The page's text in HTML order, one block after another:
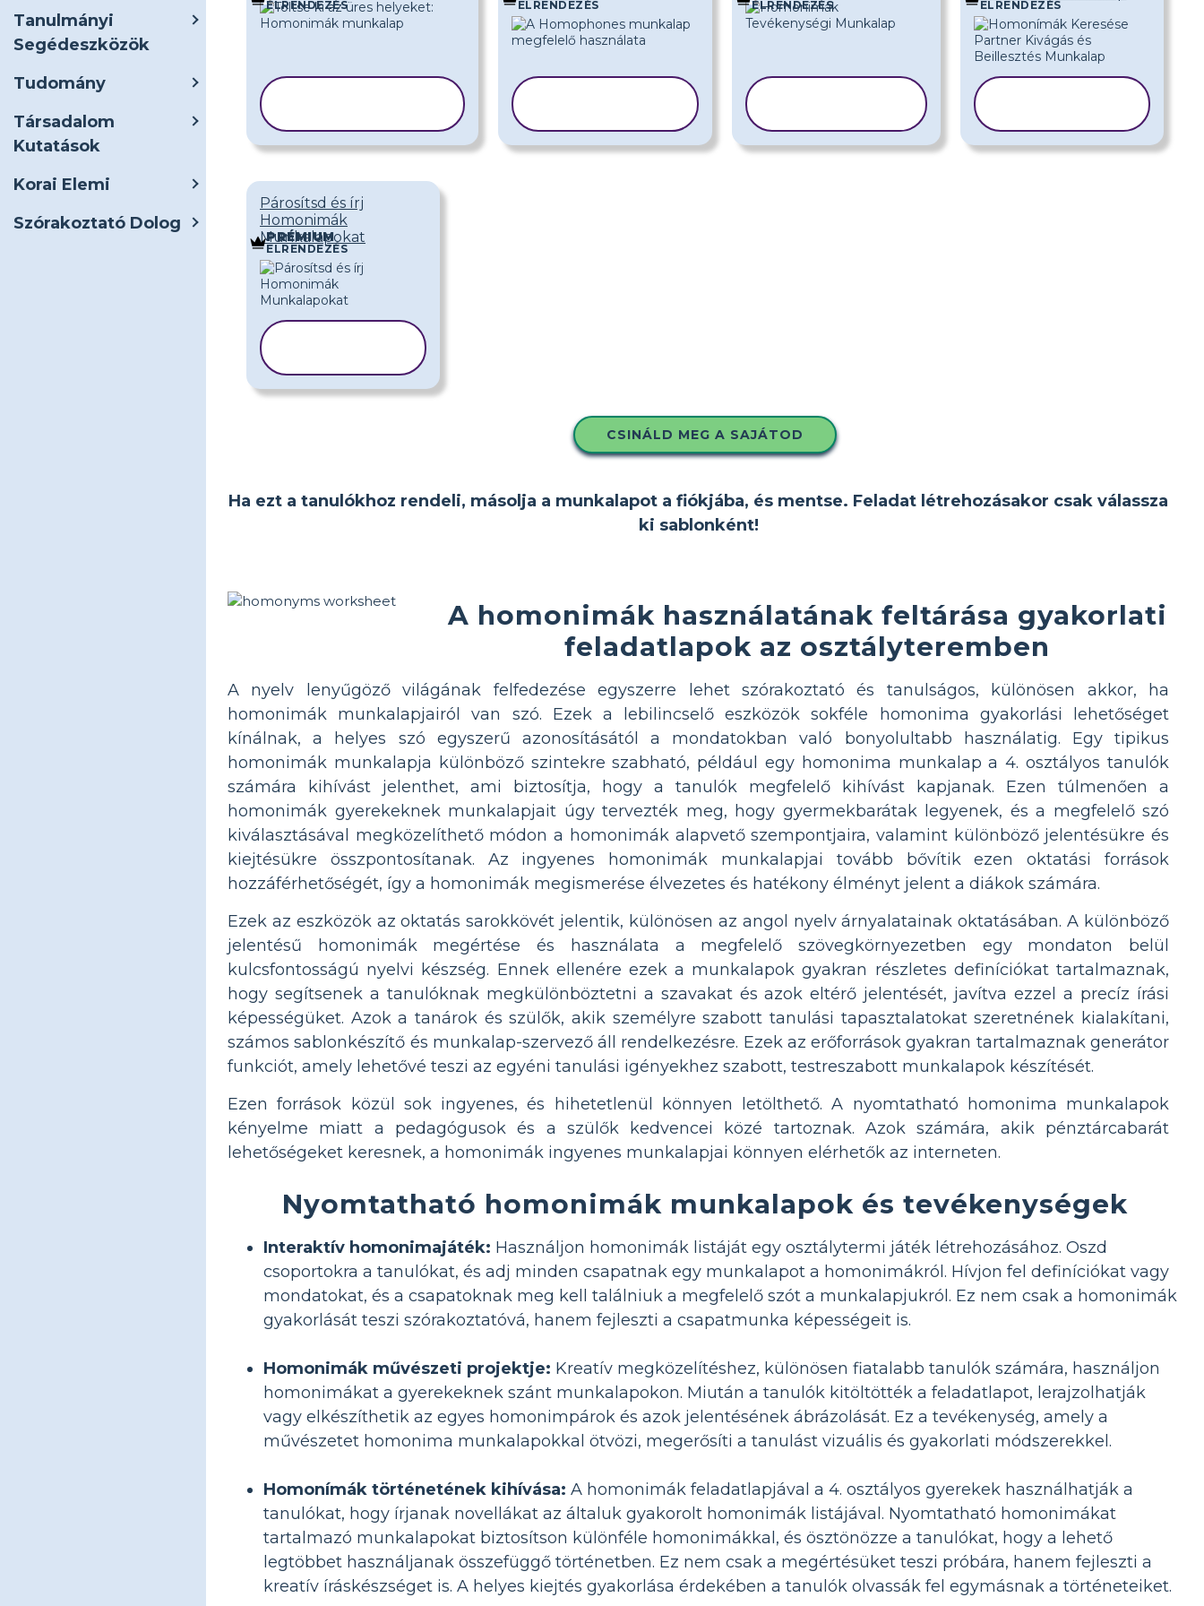
Tanulmányi
Segédeszközök
Tudomány
Társadalom
Kutatások
Korai Elemi
Szórakoztató Dolog
ELRENDEZÉS ELRENDEZÉS ELRENDEZÉS ELRENDEZÉS
Párosítsd és írj
Homonimák
Munkalapokat
PRÉMIUM
ELRENDEZÉS
CSINÁLD MEG A SAJÁTOD
Ha ezt a tanulókhoz rendeli, másolja a munkalapot a fiókjába, és mentse. Feladat létrehozásakor csak válassza
ki sablonként!
A homonimák használatának feltárása gyakorlati
feladatlapok az osztályteremben
A nyelv lenyűgöző világának felfedezése egyszerre lehet szórakoztató és tanulságos, különösen akkor, ha
homonimák munkalapjairól van szó. Ezek a lebilincselő eszközök sokféle homonima gyakorlási lehetőséget
kínálnak, a helyes szó egyszerű azonosításától a mondatokban való bonyolultabb használatig. Egy tipikus
homonimák munkalapja különböző szintekre szabható, például egy homonima munkalap a 4. osztályos tanulók
számára kihívást jelenthet, ami biztosítja, hogy a tanulók megfelelő kihívást kapjanak. Ezen túlmenően a
homonimák gyerekeknek munkalapjait úgy tervezték meg, hogy gyermekbarátak legyenek, és a megfelelő szó
kiválasztásával megközelíthető módon a homonimák alapvető szempontjaira, valamint különböző jelentésükre és
kiejtésükre összpontosítanak. Az ingyenes homonimák munkalapjai tovább bővítik ezen oktatási források
hozzáférhetőségét, így a homonimák megismerése élvezetes és hatékony élményt jelent a diákok számára.
Ezek az eszközök az oktatás sarokkövét jelentik, különösen az angol nyelv árnyalatainak oktatásában. A különböző
jelentésű homonimák megértése és használata a megfelelő szövegkörnyezetben egy mondaton belül
kulcsfontosságú nyelvi készség. Ennek ellenére ezek a munkalapok gyakran részletes definíciókat tartalmaznak,
hogy segítsenek a tanulóknak megkülönböztetni a szavakat és azok eltérő jelentését, javítva ezzel a precíz írási
képességüket. Azok a tanárok és szülők, akik személyre szabott tanulási tapasztalatokat szeretnének kialakítani,
számos sablonkészítő és munkalap-szervező áll rendelkezésre. Ezek az erőforrások gyakran tartalmaznak generátor
funkciót, amely lehetővé teszi az egyéni tanulási igényekhez szabott, testreszabott munkalapok készítését.
Ezen források közül sok ingyenes, és hihetetlenül könnyen letölthető. A nyomtatható homonima munkalapok
kényelme miatt a pedagógusok és a szülők kedvencei közé tartoznak. Azok számára, akik pénztárcabarát
lehetőségeket keresnek, a homonimák ingyenes munkalapjai könnyen elérhetők az interneten.
Nyomtatható homonimák munkalapok és tevékenységek
Interaktív homonimajáték: Használjon homonimák listáját egy osztálytermi játék létrehozásához. Oszd
csoportokra a tanulókat, és adj minden csapatnak egy munkalapot a homonimákról. Hívjon fel definíciókat vagy
mondatokat, és a csapatoknak meg kell találniuk a megfelelő szót a munkalapjukról. Ez nem csak a homonimák
gyakorlását teszi szórakoztatóvá, hanem fejleszti a csapatmunka képességeit is.
Homonimák művészeti projektje: Kreatív megközelítéshez, különösen fiatalabb tanulók számára, használjon
homonimákat a gyerekeknek szánt munkalapokon. Miután a tanulók kitöltötték a feladatlapot, lerajzolhatják
vagy elkészíthetik az egyes homonimpárok és azok jelentésének ábrázolását. Ez a tevékenység, amely a
művészetet homonima munkalapokkal ötvözi, megerősíti a tanulást vizuális és gyakorlati módszerekkel.
Homonímák történetének kihívása: A homonimák feladatlapjával a 4. osztályos gyerekek használhatják a
tanulókat, hogy írjanak novellákat az általuk gyakorolt ​​homonimák listájával. Nyomtatható homonimákat
tartalmazó munkalapokat biztosítson különféle homonimákkal, és ösztönözze a tanulókat, hogy a lehető
legtöbbet használjanak összefüggő történetben. Ez nem csak a megértésüket teszi próbára, hanem fejleszti a
kreatív íráskészséget is. A helyes kiejtés gyakorlása érdekében a tanulók olvassák fel egymásnak a történeteiket.